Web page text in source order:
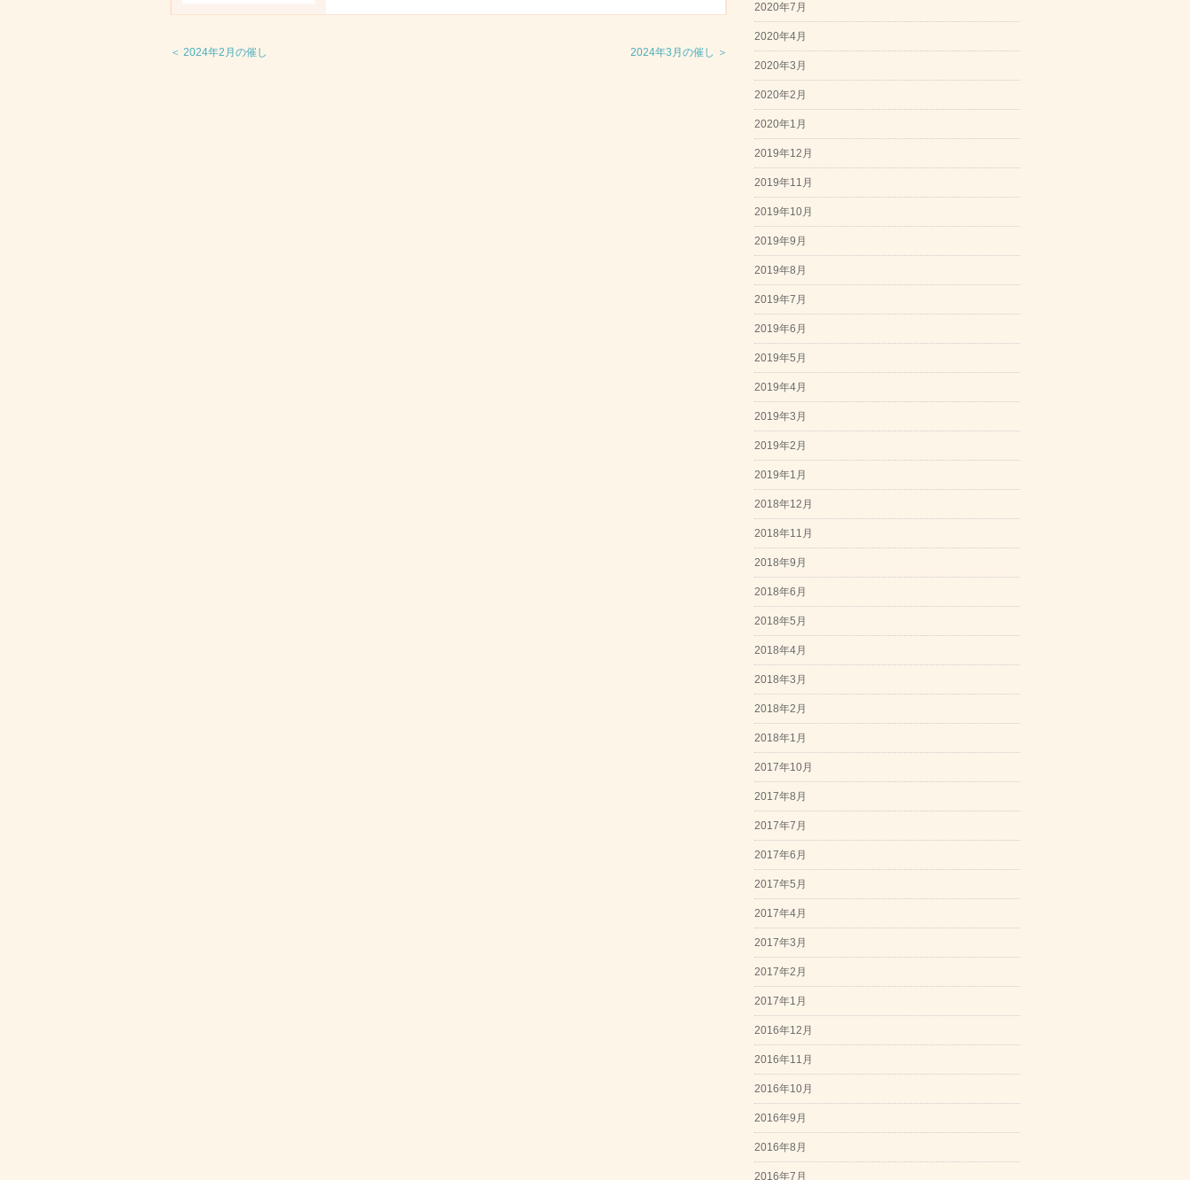
＜ 2024年2月の催し 2024年3月の催し ＞
2020年7月
2020年4月
2020年3月
2020年2月
2020年1月
2019年12月
2019年11月
2019年10月
2019年9月
2019年8月
2019年7月
2019年6月
2019年5月
2019年4月
2019年3月
2019年2月
2019年1月
2018年12月
2018年11月
2018年9月
2018年6月
2018年5月
2018年4月
2018年3月
2018年2月
2018年1月
2017年10月
2017年8月
2017年7月
2017年6月
2017年5月
2017年4月
2017年3月
2017年2月
2017年1月
2016年12月
2016年11月
2016年10月
2016年9月
2016年8月
2016年7月